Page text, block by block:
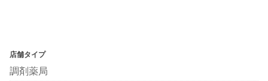
店舗タイプ
調剤薬局